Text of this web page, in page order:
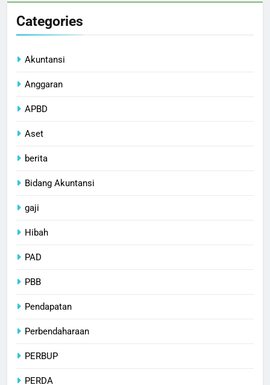
Categories
Akuntansi
Anggaran
APBD
Aset
berita
Bidang Akuntansi
gaji
Hibah
PAD
PBB
Pendapatan
Perbendaharaan
PERBUP
PERDA